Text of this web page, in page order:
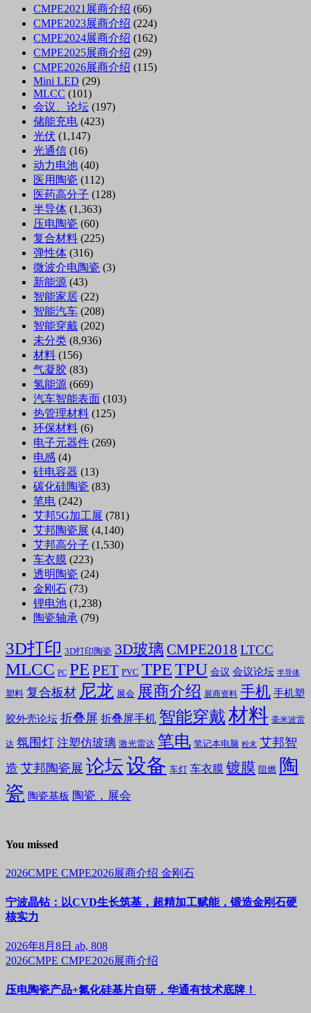
CMPE2021展商介绍 (66)
CMPE2023展商介绍 (224)
CMPE2024展商介绍 (162)
CMPE2025展商介绍 (29)
CMPE2026展商介绍 (115)
Mini LED (29)
MLCC (101)
会议、论坛 (197)
储能充电 (423)
光伏 (1,147)
光通信 (16)
动力电池 (40)
医用陶瓷 (112)
医药高分子 (128)
半导体 (1,363)
压电陶瓷 (60)
复合材料 (225)
弹性体 (316)
微波介电陶瓷 (3)
新能源 (43)
智能家居 (22)
智能汽车 (208)
智能穿戴 (202)
未分类 (8,936)
材料 (156)
气凝胶 (83)
氢能源 (669)
汽车智能表面 (103)
热管理材料 (125)
环保材料 (6)
电子元器件 (269)
电感 (4)
硅电容器 (13)
碳化硅陶瓷 (83)
笔电 (242)
艾邦5G加工展 (781)
艾邦陶瓷展 (4,140)
艾邦高分子 (1,530)
车衣膜 (223)
透明陶瓷 (24)
金刚石 (73)
锂电池 (1,238)
陶瓷轴承 (79)
3D打印 3D打印陶瓷 3D玻璃 CMPE2018 LTCC
MLCC PC PE PET PVC TPETPU 会议 会议论坛 半导体
塑料 复合板材 尼龙 展会 展商介绍 展商资料 手机 手机塑
胶外壳论坛 折叠屏 折叠屏手机 智能穿戴材料 毫米波雷
达 氛围灯 注塑仿玻璃 激光雷达 笔电 笔记本电脑 粉末 艾邦智
造 艾邦陶瓷展 论坛设备 车灯 车衣膜 镀膜 阻燃 陶
瓷 陶瓷基板 陶瓷，展会
You missed
2026CMPE CMPE2026展商介绍 金刚石
宁波晶钻：以CVD生长筑基，超精加工赋能，锻造金刚石硬
核实力
2026年8月8日 ab, 808
2026CMPE CMPE2026展商介绍
压电陶瓷产品+氮化硅基片自研，华通有技术底牌！